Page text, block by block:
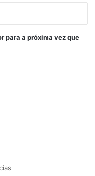
para a próxima vez que